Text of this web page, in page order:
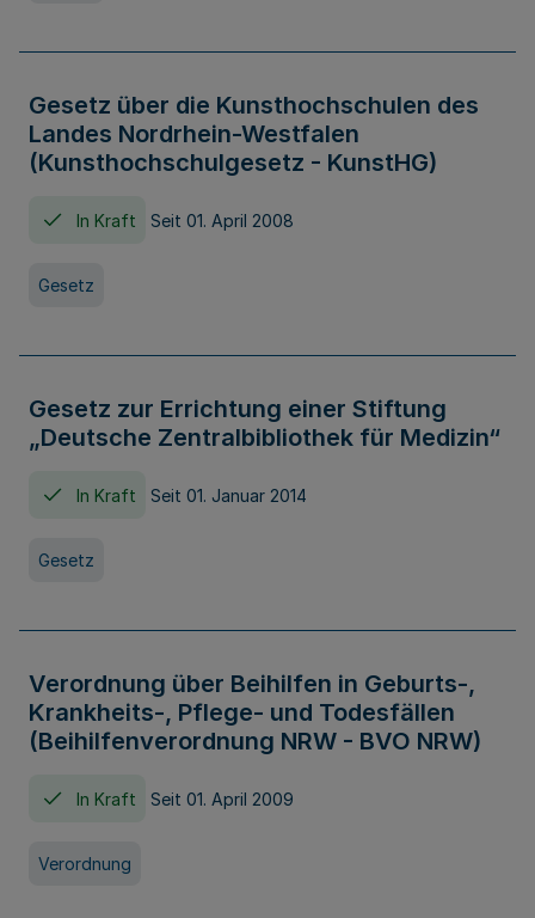
Gesetz über die Kunsthochschulen des
Landes Nordrhein-Westfalen
(Kunsthochschulgesetz - KunstHG)
In Kraft Seit 01. April 2008
Gesetz
Gesetz zur Errichtung einer Stiftung
„Deutsche Zentralbibliothek für Medizin“
In Kraft Seit 01. Januar 2014
Gesetz
Verordnung über Beihilfen in Geburts-,
Krankheits-, Pflege- und Todesfällen
(Beihilfenverordnung NRW - BVO NRW)
In Kraft Seit 01. April 2009
Verordnung